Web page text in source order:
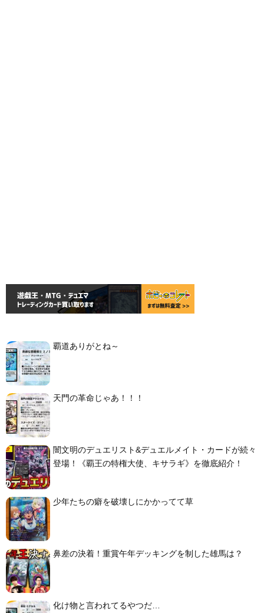
覇道ありがとね～
天門の革命じゃあ！！！
闇文明のデュエリスト&デュエルメイト・カードが続々
登場！《覇王の特権大使、キサラギ》を徹底紹介！
少年たちの癖を破壊しにかかってて草
鼻差の決着！重賞午年デッキングを制した雄馬は？
化け物と言われてるやつだ…